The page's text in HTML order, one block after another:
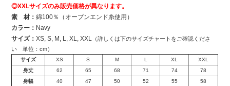
◎XXLサイズのみ販売価格が異なります。
素 材：綿100％（オープンエンド糸使用）
カラー： Navy
サイズ：XS, S, M, L, XL, XXL （詳しくは下のサイズチャートをご確認くださ
い 単位：cm）
サイズ XS S M L XL
XXL
身丈
62 65 68 71 74
78
身幅
40 47 50 52 55
58